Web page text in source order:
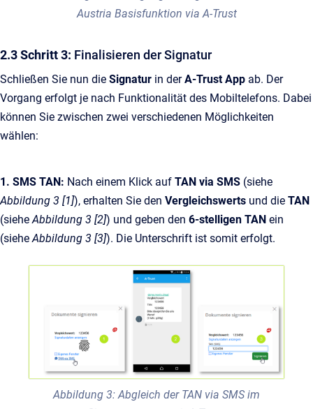
Austria Basisfunktion via A-Trust
2.3 Schritt 3: Finalisieren der Signatur
Schließen Sie nun die Signatur in derA-Trust App ab. Der
Vorgang erfolgt je nach Funktionalität des Mobiltelefons. Dabei
können Sie zwischen zwei verschiedenen Möglichkeiten
wählen:
1. SMS TAN: Nach einem Klick auf TAN via SMS (siehe
Abbildung 3 [1]), erhalten Sie den Vergleichswerts und die TAN
(sieheAbbildung 3 [2]) und geben den 6-stelligen TAN ein
(sieheAbbildung 3 [3]). Die Unterschrift ist somit erfolgt.
Abbildung 3: Abgleich der TAN via SMS im